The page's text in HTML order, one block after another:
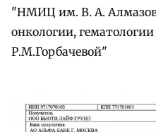
"НМИЦ им. В. А.
онкологии,
Р.М.Горбачевой"